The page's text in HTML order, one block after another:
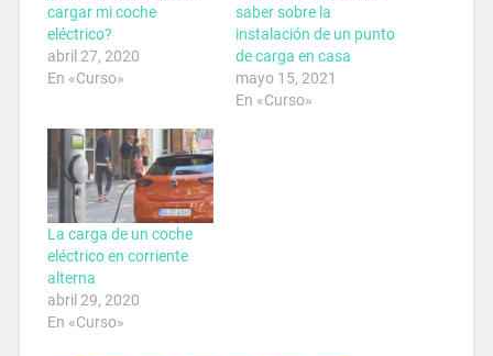
cargar mi coche
eléctrico?
abril 27, 2020
En «Curso»
saber sobre la
instalación de un punto
de carga en casa
mayo 15, 2021
En «Curso»
La carga de un coche
eléctrico en corriente
alterna
abril 29, 2020
En «Curso»